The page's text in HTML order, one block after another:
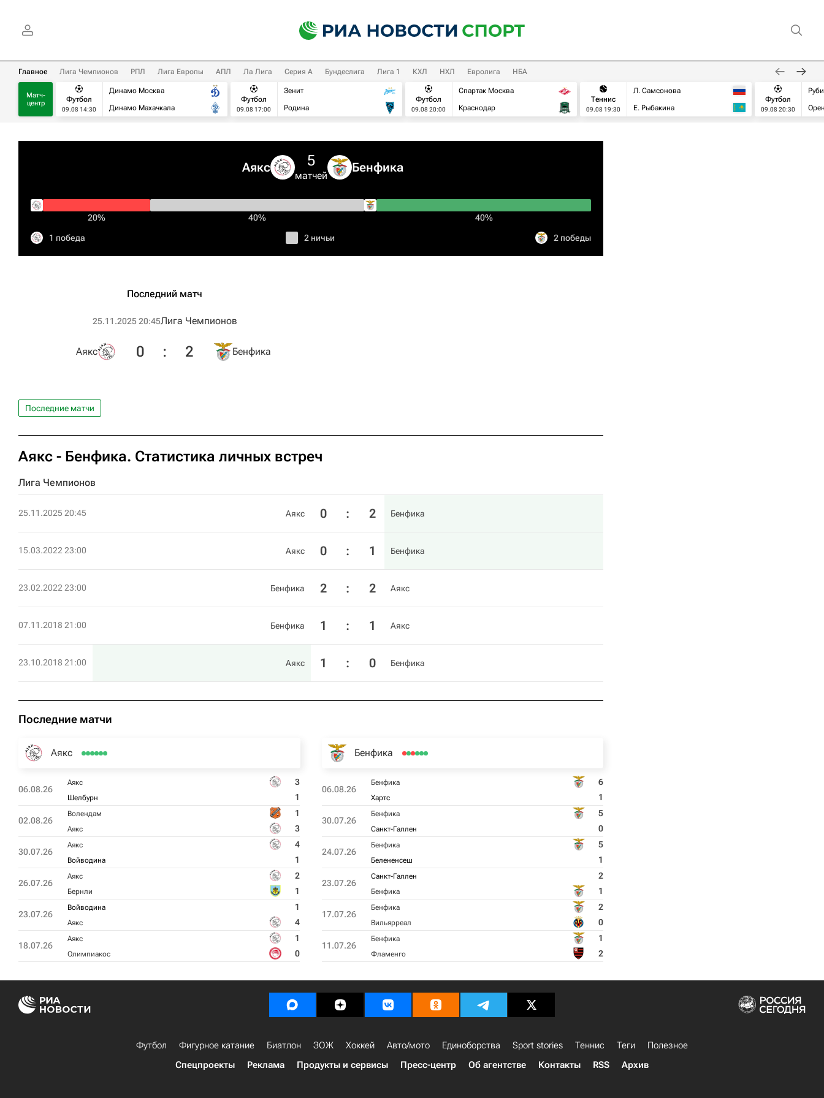
Главное Лига Чемпионов РПЛ Лига Европы АПЛ Ла Лига Серия А Бундеслига Лига 1 КХЛ НХЛ Евролига НБА
Матч-
центр
Футбол
09.08 14:30
Динамо Москва
Динамо Махачкала
Футбол
09.08 17:00
Зенит
Родина
Футбол
09.08 20:00
Спартак Москва
Краснодар
Теннис
09.08 19:30
Л. Самсонова
Е. Рыбакина
Футбол
09.08 20:30
Аякс 5
матчей
Бенфика
20% 40% 40%
1 победа 2 ничьи 2 победы
Последний матч
25.11.2025 20:45Лига Чемпионов
Аякс 0 : 2 Бенфика
Последние матчи
Аякс - Бенфика. Статистика личных встреч
Лига Чемпионов
25.11.2025 20:45 Аякс 0 : 2 Бенфика
15.03.2022 23:00 Аякс 0 : 1 Бенфика
23.02.2022 23:00 Бенфика 2 : 2 Аякс
07.11.2018 21:00 Бенфика 1 : 1 Аякс
23.10.2018 21:00 Аякс 1 : 0 Бенфика
Последние матчи
Аякс
06.08.26
Аякс 3
Шелбурн 1
02.08.26
Волендам 1
Аякс 3
30.07.26
Аякс 4
Войводина 1
26.07.26
Аякс 2
Бернли 1
23.07.26
Войводина 1
Аякс 4
18.07.26
Аякс 1
Олимпиакос 0
Бенфика
06.08.26
Бенфика 6
Хартс 1
30.07.26
Бенфика 5
Санкт-Галлен 0
24.07.26
Бенфика 5
Белененсеш 1
23.07.26
Санкт-Галлен 2
Бенфика 1
17.07.26
Бенфика 2
Вильярреал 0
11.07.26
Бенфика 1
Фламенго 2
Футбол Фигурное катание Биатлон ЗОЖ Хоккей Авто/мото Единоборства Sport stories Теннис Теги
Полезное
Спецпроекты
Реклама Продукты и сервисы Пресс-центр Об агентстве Контакты RSS Архив